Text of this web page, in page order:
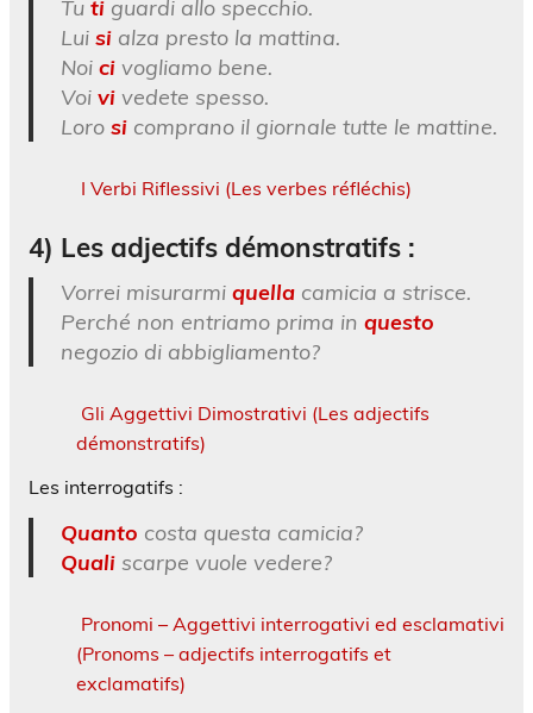
Tu ti guardi allo specchio.
Lui si alza presto la mattina.
Noi ci vogliamo bene.
Voi vi vedete spesso.
Loro si comprano il giornale tutte le mattine.
I Verbi Riflessivi (Les verbes réfléchis)
4) Les adjectifs démonstratifs :
Vorrei misurarmi quella camicia a strisce.
Perché non entriamo prima in questo
negozio di abbigliamento?
Gli Aggettivi Dimostrativi (Les adjectifs
démonstratifs)
Les interrogatifs :
Quanto costa questa camicia?
Quali scarpe vuole vedere?
Pronomi – Aggettivi interrogativi ed esclamativi
(Pronoms – adjectifs interrogatifs et
exclamatifs)